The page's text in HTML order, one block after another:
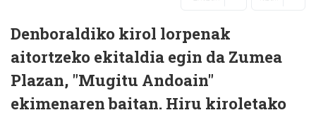
Denboraldiko kirol lorpenak
aitortzeko ekitaldia egin da Zumea
Plazan, "Mugitu Andoain"
ekimenaren baitan. Hiru kiroletako